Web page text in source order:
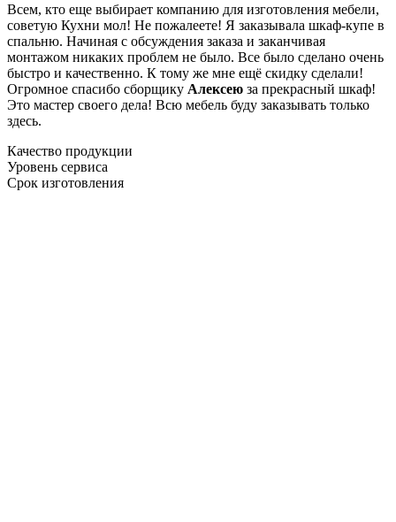
Всем, кто еще выбирает компанию для изготовления мебели,
советую Кухни мол! Не пожалеете! Я заказывала шкаф-купе в
спальню. Начиная с обсуждения заказа и заканчивая
монтажом никаких проблем не было. Все было сделано очень
быстро и качественно. К тому же мне ещё скидку сделали!
Огромное спасибо сборщику Алексею за прекрасный шкаф!
Это мастер своего дела! Всю мебель буду заказывать только
здесь.
Качество продукции
Уровень сервиса
Срок изготовления